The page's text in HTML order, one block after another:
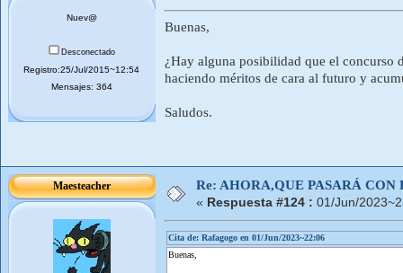
Nuev@
Desconectado
Registro:25/Jul/2015~12:54
Mensajes: 364
Buenas,
¿Hay alguna posibilidad que el concurso
haciendo méritos de cara al futuro y
Saludos.
Maesteacher Re: AHORA,QUE PASARÁ
« Respuesta #124 : 01/Jun/
Cita de: Rafagogo en 01/Jun/2023~22:06
Buenas,